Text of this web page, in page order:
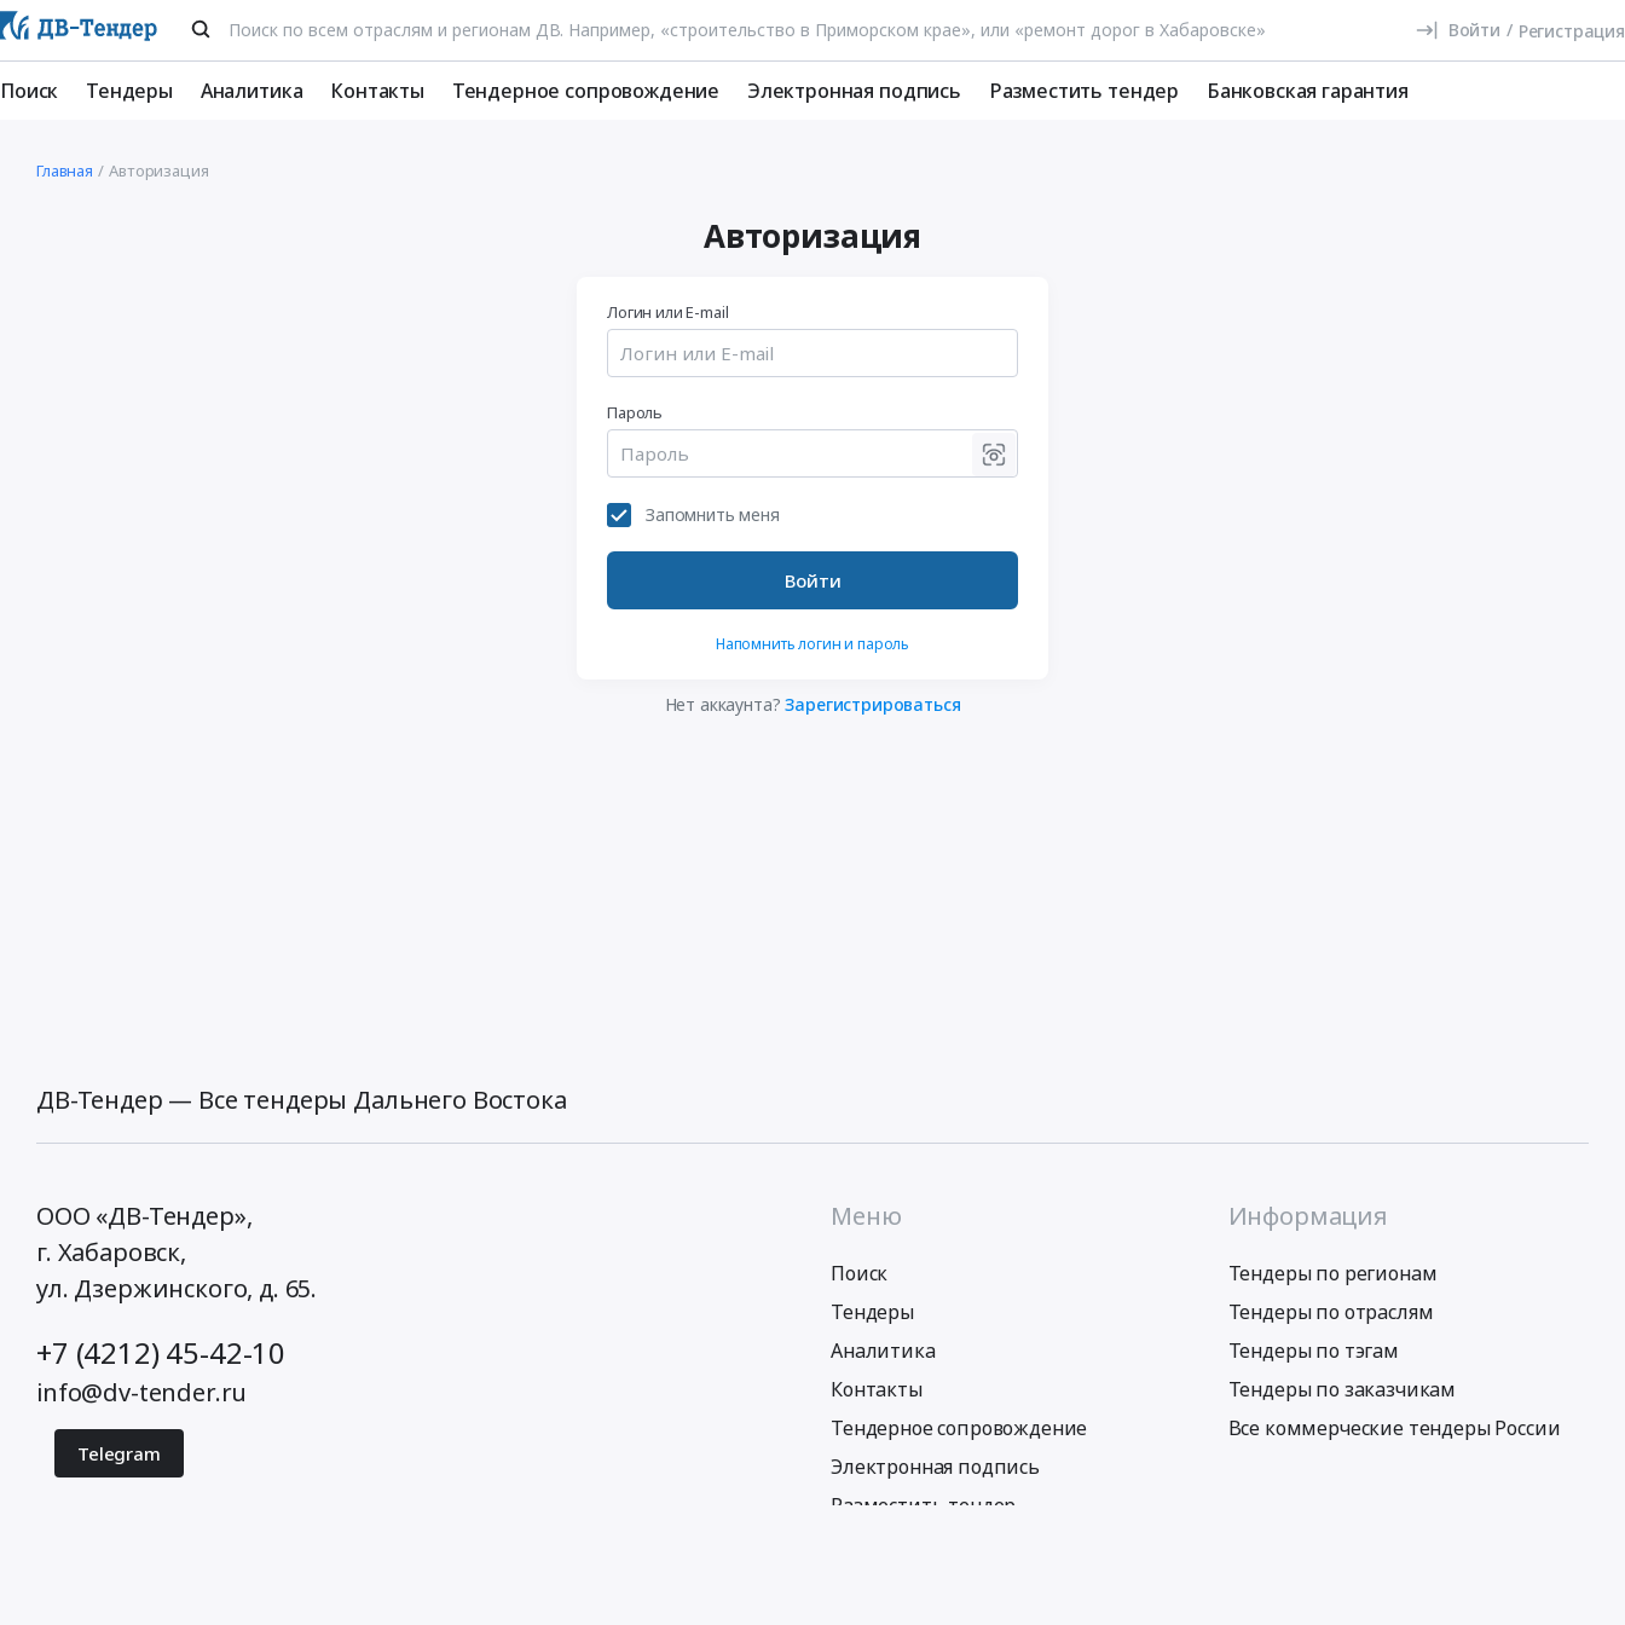
Войти / Регистрация
Поиск Тендеры Аналитика Контакты Тендерное сопровождение Электронная подпись Разместить тендер Банковская гарантия
Главная Авторизация
Авторизация
Логин или E-mail
Пароль
Запомнить меня
Войти
Напомнить логин и пароль
Нет аккаунта?Зарегистрироваться
ДВ-Тендер — Все тендеры Дальнего Востока
ООО «ДВ-Тендер»,
г. Хабаровск,
ул. Дзержинского, д. 65.
+7 (4212) 45-42-10
info@dv-tender.ru
Telegram
Меню
Поиск
Тендеры
Аналитика
Контакты
Тендерное сопровождение
Электронная подпись
Разместить тендер
Информация
Тендеры по регионам
Тендеры по отраслям
Тендеры по тэгам
Тендеры по заказчикам
Все коммерческие тендеры России